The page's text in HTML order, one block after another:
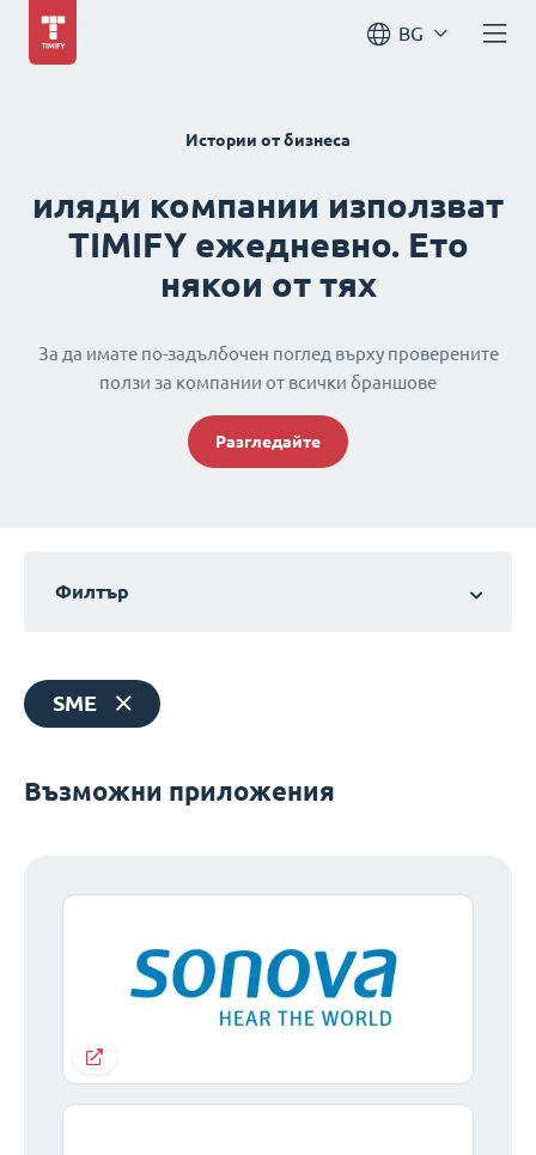
BG
Истории от бизнеса
иляди компании използват
TIMIFY ежедневно. Ето
някои от тях
За да имате по-задълбочен поглед върху проверените
ползи за компании от всички браншове
Разгледайте
Филтър
SME
Възможни приложения